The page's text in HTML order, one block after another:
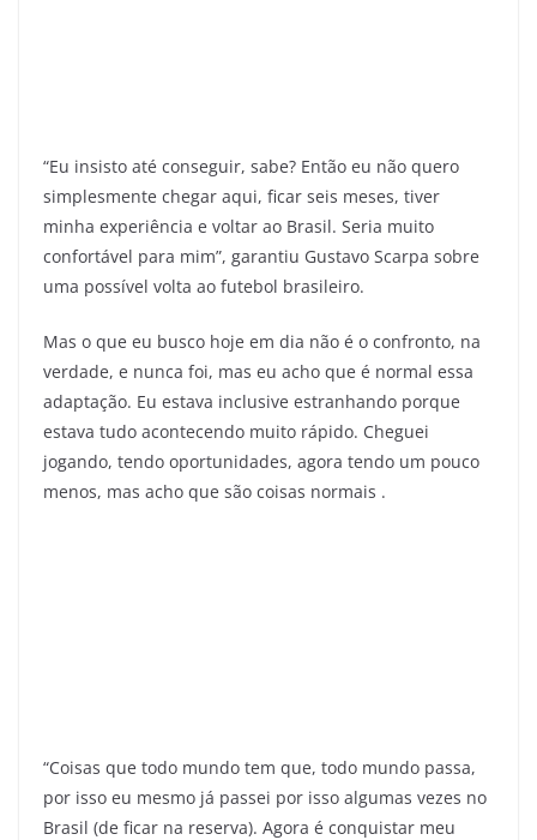
“Eu insisto até conseguir, sabe? Então eu não quero
simplesmente chegar aqui, ficar seis meses, tiver
minha experiência e voltar ao Brasil. Seria muito
confortável para mim”, garantiu Gustavo Scarpa sobre
uma possível volta ao futebol brasileiro.
Mas o que eu busco hoje em dia não é o confronto, na
verdade, e nunca foi, mas eu acho que é normal essa
adaptação. Eu estava inclusive estranhando porque
estava tudo acontecendo muito rápido. Cheguei
jogando, tendo oportunidades, agora tendo um pouco
menos, mas acho que são coisas normais .
“Coisas que todo mundo tem que, todo mundo passa,
por isso eu mesmo já passei por isso algumas vezes no
Brasil (de ficar na reserva). Agora é conquistar meu